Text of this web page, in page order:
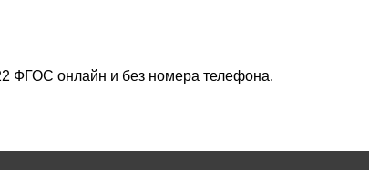
ФГОС онлайн и без номера телефона.